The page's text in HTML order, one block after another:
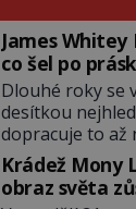
James Whitey
co šel po
Dlouhé roky se
desítkou
dopracuje to až
po Usámovi bin
2011). To je
(1929–2018)
Krádež Mony
obraz světa